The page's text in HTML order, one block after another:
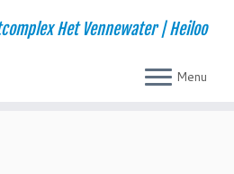
Het Vennewater | Heiloo
Menu